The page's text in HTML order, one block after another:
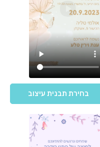
בחירת תבנית עיצוב